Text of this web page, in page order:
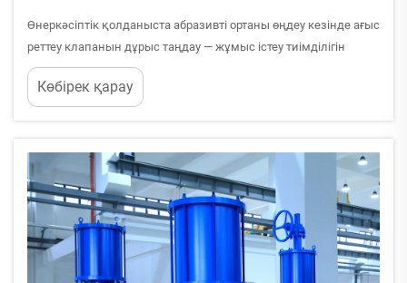
Өнеркәсіптік қолданыста абразивті ортаны өңдеу кезінде ағыс
реттеу клапанын дұрыс таңдау — жұмыс істеу тиімділігін
қамтамасыз ету мен жөндеу шығындарын азайту үшін
маңызды. Абразивті заттардың қатал сипаты тез уақытта
Көбірек қарау